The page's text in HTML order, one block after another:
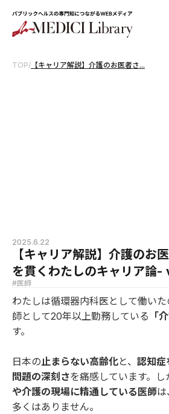
TOP/ 【キャリア解説】介護のお医者さ...
2025.6.22
【キャリア解説】介護のお
を貫くわたしのキャリア論
#医師
わたしは循環器内科医として働い
師として20年以上勤務している 「
す。
日本の止まらない高齢化と、 認知症
問題の深刻さを痛感しています。し
や介護の現場に精通している医師
多くはありません。